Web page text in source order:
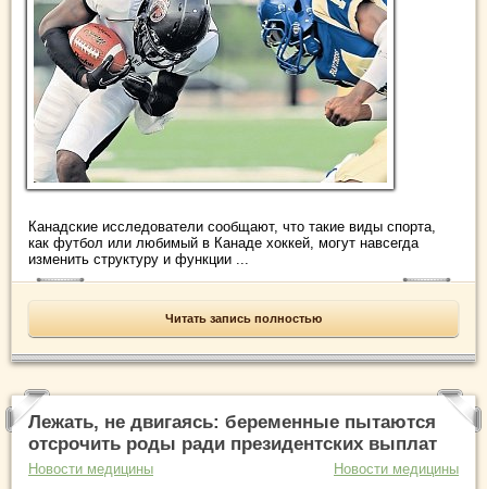
Канадские исследователи сообщают, что такие виды спорта,
как футбол или любимый в Канаде хоккей, могут навсегда
изменить структуру и функции ...
Читать запись полностью
Лежать, не двигаясь: беременные пытаются
отсрочить роды ради президентских выплат
Новости медицины Новости медицины